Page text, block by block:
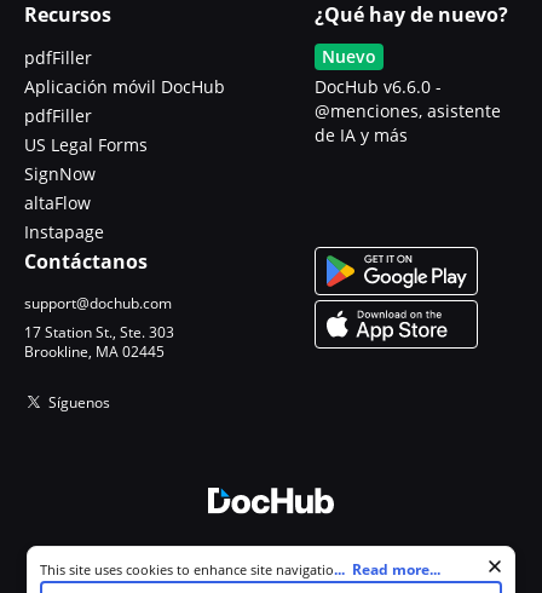
Recursos
pdfFiller
Aplicación móvil DocHub
pdfFiller
US Legal Forms
SignNow
altaFlow
Instapage
¿Qué hay de nuevo?
Nuevo
DocHub v6.6.0 -
@menciones, asistente
de IA y más
Contáctanos
support@dochub.com
17 Station St., Ste. 303
Brookline, MA 02445
Síguenos
Todos los derechos reservados.
Cookie consent notice
This site uses cookies to enhance site navigation and personalize
... Read more...